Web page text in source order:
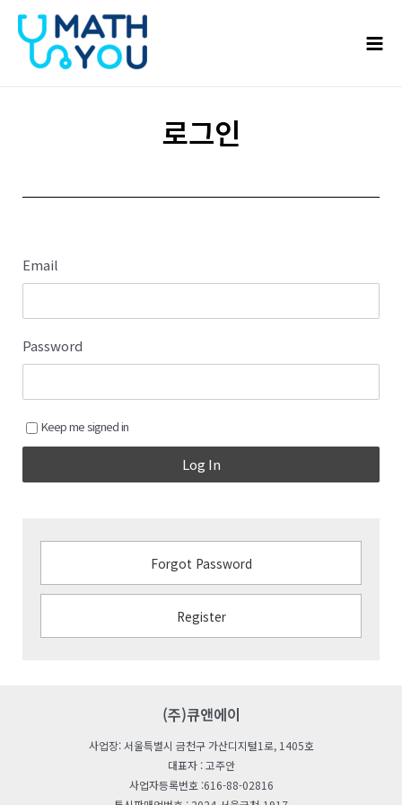
건너뛰기
로그인
Email
Password
Keep me signed in
Log In
Forgot Password
Register
(주)큐앤에이
사업장: 서울특별시 금천구 가산디지털1로, 1405호
대표자 : 고주안
사업자등록번호 :616-88-02816